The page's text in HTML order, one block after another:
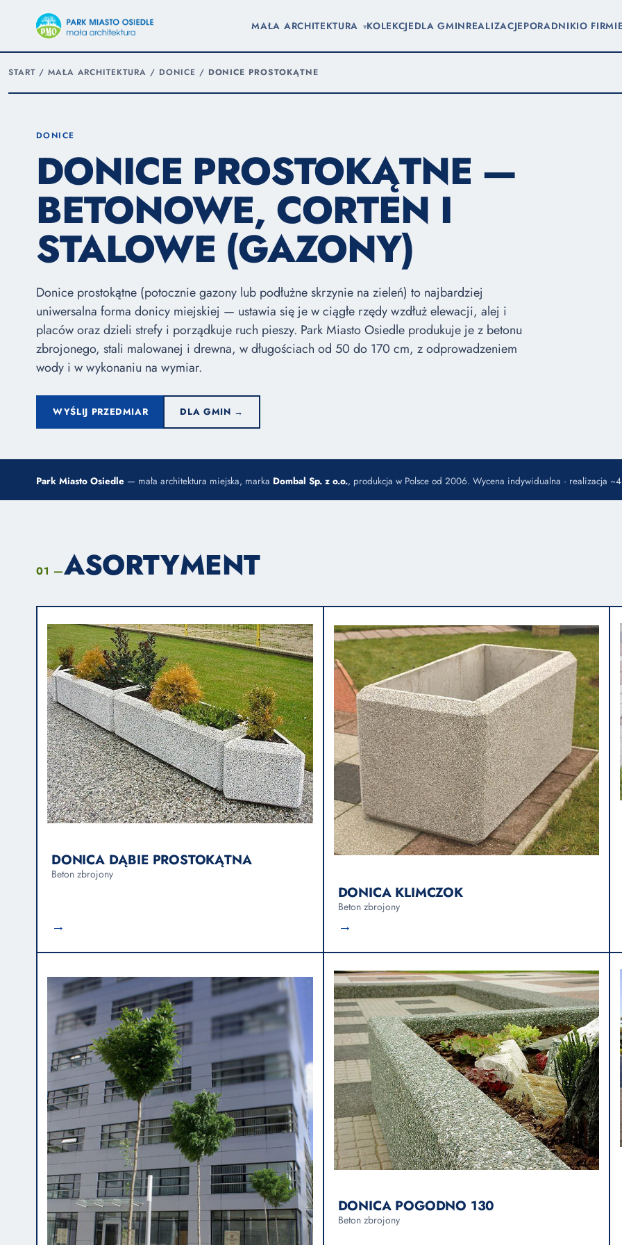
MAŁA ARCHITEKTURA ▾KOLEKCJEDLA GMINREALIZACJEPORADNIKIO FIRMIE
START/ MAŁA ARCHITEKTURA / DONICE / DONICE PROSTOKĄTNE
DONICE
DONICE PROSTOKĄTNE —
BETONOWE, CORTEN I
STALOWE (GAZONY)
Donice prostokątne (potocznie gazony lub podłużne skrzynie na zieleń) to najbardziej
uniwersalna forma donicy miejskiej — ustawia się je w ciągłe rzędy wzdłuż elewacji, alej i
placów oraz dzieli strefy i porządkuje ruch pieszy. Park Miasto Osiedle produkuje je z betonu
zbrojonego, stali malowanej i drewna, w długościach od 50 do 170 cm, z odprowadzeniem
wody i w wykonaniu na wymiar.
WYŚLIJ PRZEDMIAR DLA GMIN →
Park Miasto Osiedle — mała architektura miejska, marka Dombal Sp. z o.o., produkcja w Polsce od 2006. Wycena indywidualna · realizacja
01 —ASORTYMENT
DONICA DĄBIE PROSTOKĄTNA
Beton zbrojony
→
DONICA KLIMCZOK
Beton zbrojony
→
DONICA POGODNO 130
Beton zbrojony